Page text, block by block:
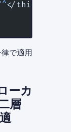
^</think>
で適用
ーカ
層